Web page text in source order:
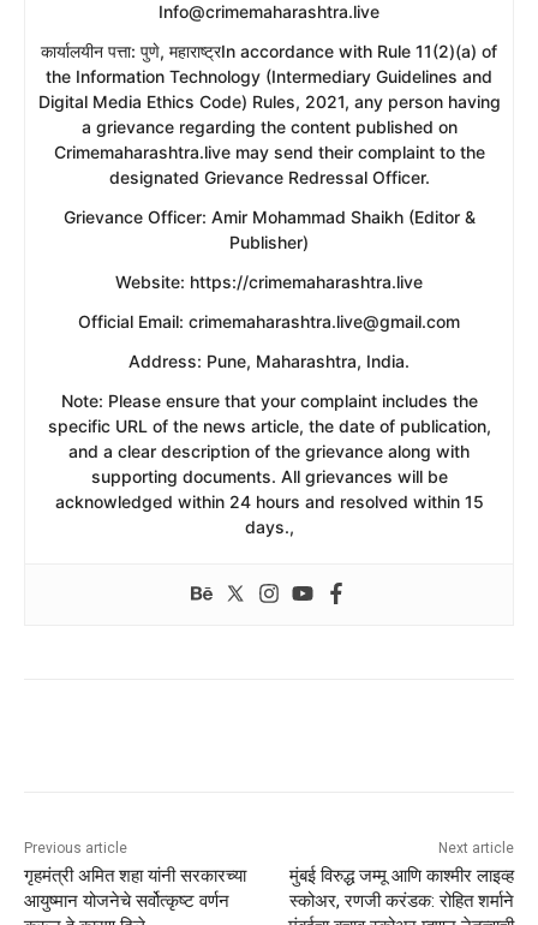
Info@crimemaharashtra.live
​कार्यालयीन पत्ता: पुणे, महाराष्ट्रIn accordance with Rule 11(2)(a) of
the Information Technology (Intermediary Guidelines and
Digital Media Ethics Code) Rules, 2021, any person having
a grievance regarding the content published on
Crimemaharashtra.live may send their complaint to the
designated Grievance Redressal Officer.
​Grievance Officer: Amir Mohammad Shaikh (Editor &
Publisher)
​Website: https://crimemaharashtra.live
​Official Email: crimemaharashtra.live@gmail.com
​Address: Pune, Maharashtra, India.
​Note: Please ensure that your complaint includes the
specific URL of the news article, the date of publication,
and a clear description of the grievance along with
supporting documents. All grievances will be
acknowledged within 24 hours and resolved within 15
days.,
Previous article
गृहमंत्री अमित शहा यांनी सरकारच्या
आयुष्मान योजनेचे सर्वोत्कृष्ट वर्णन
Next article
मुंबई विरुद्ध जम्मू आणि काश्मीर लाइव्ह
स्कोअर, रणजी करंडक: रोहित शर्माने